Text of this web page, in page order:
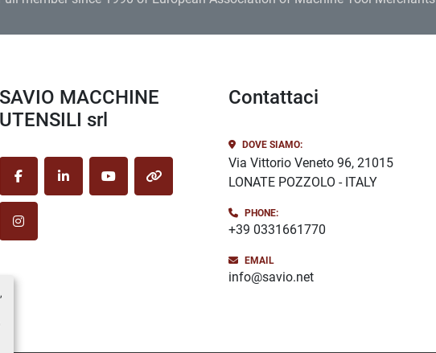
SAVIO MACCHINE
UTENSILI srl
facebooklinkedinyoutubeother
instagram
Contattaci
DOVE SIAMO:
Via Vittorio Veneto 96, 21015
LONATE POZZOLO - ITALY
PHONE:
+39 0331661770
EMAIL
info@savio.net